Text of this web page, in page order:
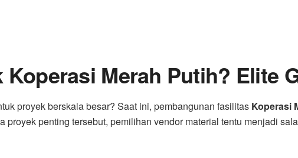
Merah Putih? Elite
proyek berskala besar? Saat ini, pembangunan fasilitas Koperasi
penting tersebut, pemilihan vendor material tentu menjadi